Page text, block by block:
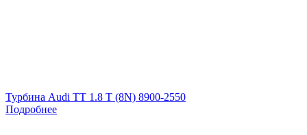
Турбина Audi TT 1.8 T (8N) 8900-2550
Подробнее